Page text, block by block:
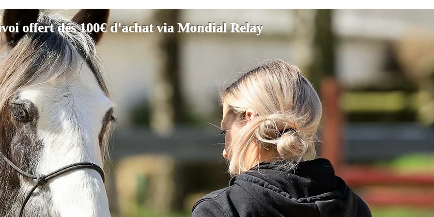
offert dés 100€ d'achat via Mondial Relay